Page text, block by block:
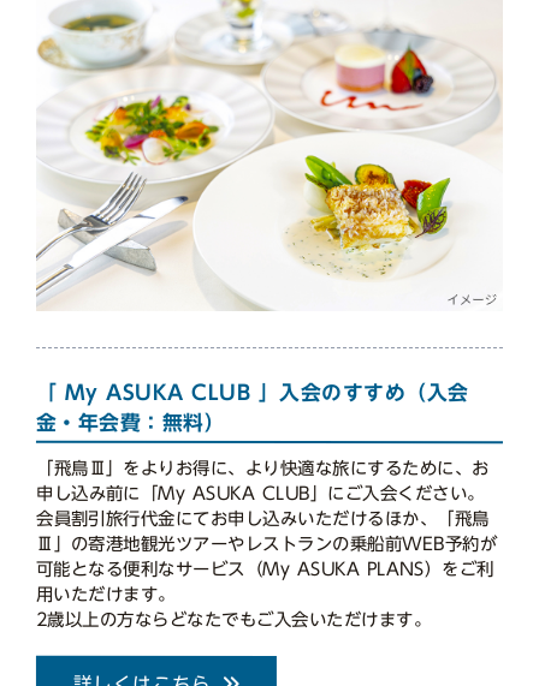
「 My ASUKA CLUB 」入会のすすめ（入会
金・年会費：無料）
「飛鳥Ⅲ」をよりお得に、より快適な旅にするために、お
申し込み前に「My ASUKA CLUB」にご入会ください。
会員割引旅行代金にてお申し込みいただけるほか、「飛鳥
Ⅲ」の寄港地観光ツアーやレストランの乗船前WEB予約が
可能となる便利なサービス（My ASUKA PLANS）をご利
用いただけます。
2歳以上の方ならどなたでもご入会いただけます。